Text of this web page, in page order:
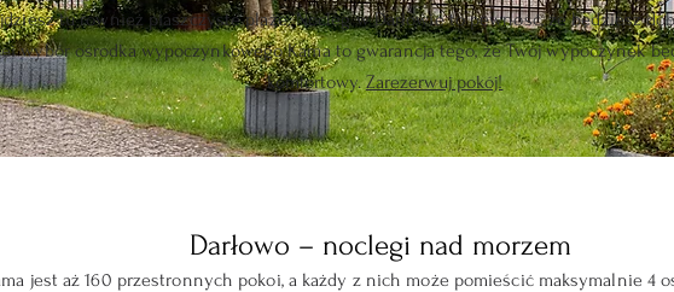
tu również piaszczyste plaże. Nocleg w Darłowie to pewność, że będziesz
wybór ośrodka wypoczynkowego Kama to gwarancja tego, że Twój wypoczynek
komfortowy.Zarezerwuj pokój!
Darłowo – noclegi nad morzem
jest aż 160 przestronnych pokoi, a każdy z nich może pomieścić maksymalnie 4